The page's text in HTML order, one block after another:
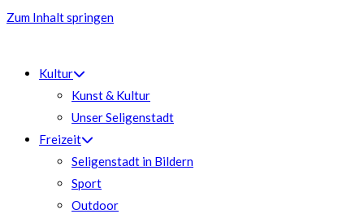
Zum Inhalt springen
Kultur
Kunst & Kultur
Unser Seligenstadt
Freizeit
Seligenstadt in Bildern
Sport
Outdoor